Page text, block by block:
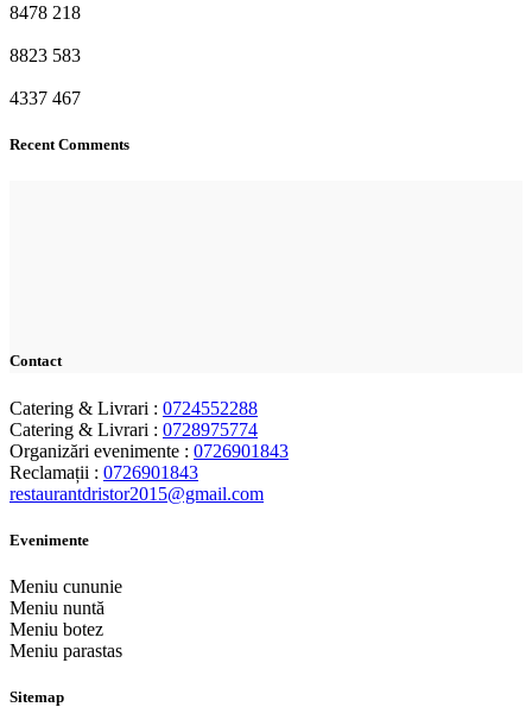
8478 218
8823 583
4337 467
Recent Comments
Contact
Catering & Livrari : 0724552288
Catering & Livrari : 0728975774
Organizări evenimente : 0726901843
Reclamații : 0726901843
restaurantdristor2015@gmail.com
Evenimente
Meniu cununie
Meniu nuntă
Meniu botez
Meniu parastas
Sitemap